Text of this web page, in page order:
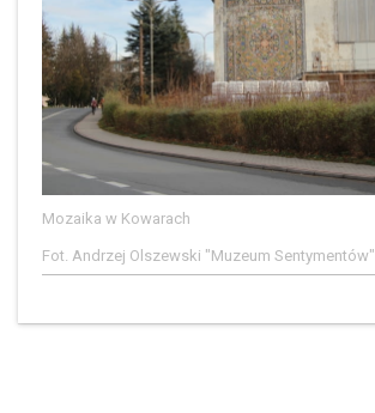
Mozaika w Kowarach
Fot. Andrzej Olszewski "Muzeum Sentymentów"